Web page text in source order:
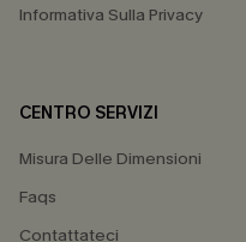
Informativa Sulla Privacy
CENTRO SERVIZI
Misura Delle Dimensioni
Faqs
Contattateci